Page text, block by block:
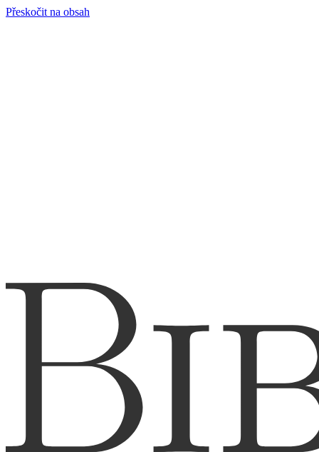
Přeskočit na obsah